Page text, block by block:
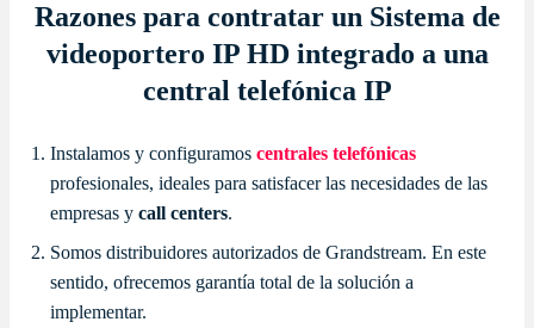
Razones para contratar un Sistema de
videoportero IP HD integrado a una
central telefónica IP
Instalamos y configuramos centrales telefónicas
profesionales, ideales para satisfacer las necesidades de las
empresas y call centers.
Somos distribuidores autorizados de Grandstream. En este
sentido, ofrecemos garantía total de la solución a
implementar.